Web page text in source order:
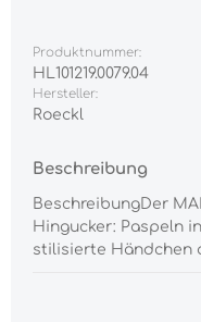
Produktnummer:
HL101219.0079.04
Hersteller:
Roeckl
Beschreibung
BeschreibungDer
Hingucker: Paspeln
stilisierte Händchen